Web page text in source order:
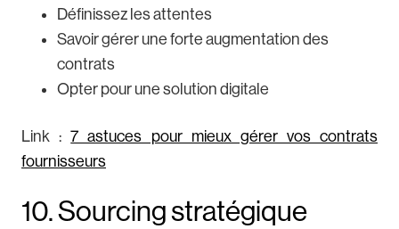
Définissez les attentes
Savoir gérer une forte augmentation des
contrats
Opter pour une solution digitale
Link :7 astuces pour mieux gérer vos contrats
fournisseurs
10. Sourcing stratégique